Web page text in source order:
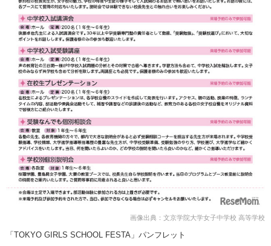
画像出典：文京学院大学女子中学校 高等学校
「TOKYO GIRLS SCHOOL FESTA」パンフレット